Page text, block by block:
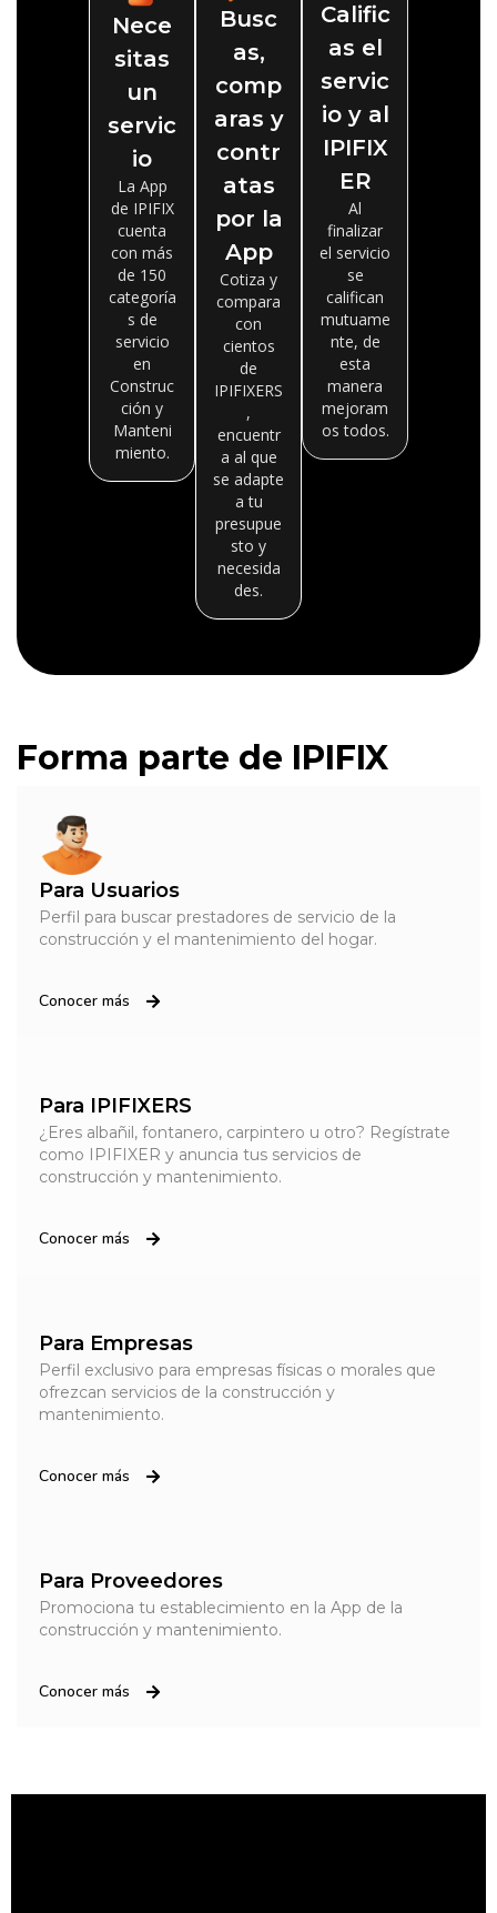
Nece
sitas
un
servic
io
La App
de IPIFIX
cuenta
con más
de 150
categoría
s de
servicio
en
Construc
ción y
Manteni
miento.
Busc
as,
comp
aras y
contr
atas
por la
App
Cotiza y
compara
con
cientos
de
IPIFIXERS
,
encuentr
a al que
se adapte
a tu
presupue
sto y
necesida
des.
Calific
as el
servic
io y al
IPIFIX
ER
Al
finalizar
el servicio
se
califican
mutuame
nte, de
esta
manera
mejoram
os todos.
Forma parte de IPIFIX
Para Usuarios
Perfil para buscar prestadores de servicio de la
construcción y el mantenimiento del hogar.
Conocer más
Para IPIFIXERS
¿Eres albañil, fontanero, carpintero u otro? Regístrate
como IPIFIXER y anuncia tus servicios de
construcción y mantenimiento.
Conocer más
Para Empresas
Perfil exclusivo para empresas físicas o morales que
ofrezcan servicios de la construcción y
mantenimiento.
Conocer más
Para Proveedores
Promociona tu establecimiento en la App de la
construcción y mantenimiento.
Conocer más